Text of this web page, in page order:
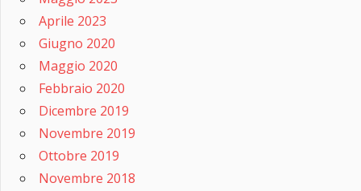
Aprile 2023
Giugno 2020
Maggio 2020
Febbraio 2020
Dicembre 2019
Novembre 2019
Ottobre 2019
Novembre 2018